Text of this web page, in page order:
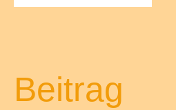
Beitrag